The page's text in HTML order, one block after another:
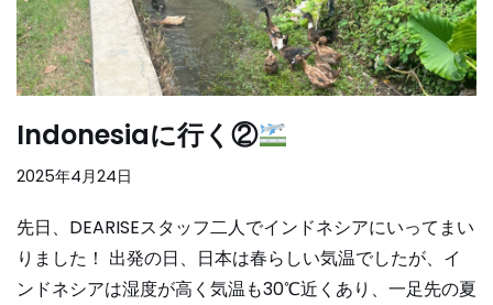
Indonesiaに行く②
2025年4月24日
先日、DEARISEスタッフ二人でインドネシアにいってまい
りました！ 出発の日、日本は春らしい気温でしたが、イ
ンドネシアは湿度が高く気温も30℃近くあり、一足先の夏